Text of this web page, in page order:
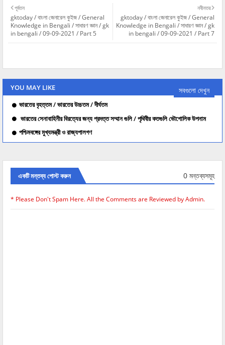
নবীনতর
gktoday / বাংলা জেনারেল কুইজ / General
Knowledge in Bengali / সাধারণ জ্ঞান / gk
in bengali / 09-09-2021 / Part 7
পূর্বতন
gktoday / বাংলা জেনারেল কুইজ / General
Knowledge in Bengali / সাধারণ জ্ঞান / gk
in bengali / 09-09-2021 / Part 5
YOU MAY LIKE সবগুলো দেখুন
ভারতের বৃহত্তম / ভারতের উচ্চতম / দীর্ঘতম
ভারতের সেনাবাহিনীর বিরত্যের জন্য প্রদত্ত সম্মান গুলি / পৃথিবীর কতগুলি ভৌগোলিক উপনাম
পশ্চিমবঙ্গের মুখ্যমন্ত্রী ও রাজ্যপালগণ
একটি মন্তব্য পোস্ট করুন 0 মন্তব্যসমূহ
* Please Don't Spam Here. All the Comments are Reviewed by Admin.